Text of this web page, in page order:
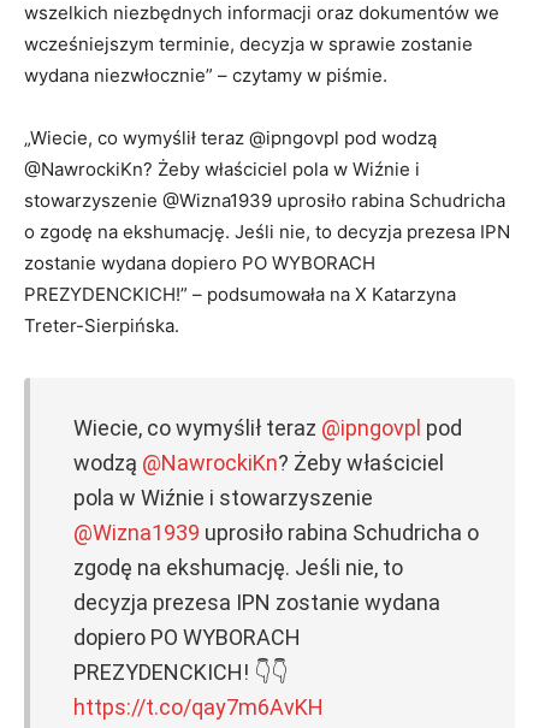
wszelkich niezbędnych informacji oraz dokumentów we
wcześniejszym terminie, decyzja w sprawie zostanie
wydana niezwłocznie” – czytamy w piśmie.
„Wiecie, co wymyślił teraz @ipngovpl pod wodzą
@NawrockiKn? Żeby właściciel pola w Wiźnie i
stowarzyszenie @Wizna1939 uprosiło rabina Schudricha
o zgodę na ekshumację. Jeśli nie, to decyzja prezesa IPN
zostanie wydana dopiero PO WYBORACH
PREZYDENCKICH!” – podsumowała na X Katarzyna
Treter-Sierpińska.
Wiecie, co wymyślił teraz @ipngovpl pod
wodzą @NawrockiKn? Żeby właściciel
pola w Wiźnie i stowarzyszenie
@Wizna1939 uprosiło rabina Schudricha o
zgodę na ekshumację. Jeśli nie, to
decyzja prezesa IPN zostanie wydana
dopiero PO WYBORACH
PREZYDENCKICH! 👇👇
https://t.co/qay7m6AvKH